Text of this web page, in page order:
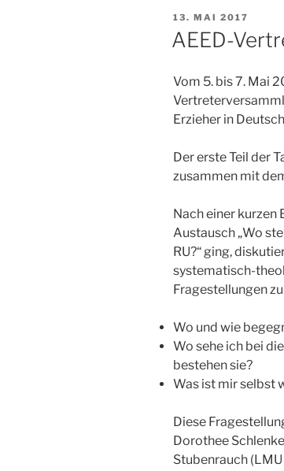
VERÖFFENTLICHT
AM
13. MAI 2017
AEED-
Vom 5. bis 7. Mai
Erzieher in
Der erste Teil der
zusammen mit
Nach einer kurzen
Austausch „Wo
RU?“ ging,
systematisch-
Fragestellungen
Wo und wie
Wo sehe ich bei
bestehen sie?
Was ist mir selbst
Diese
Dorothee
Stubenrauch